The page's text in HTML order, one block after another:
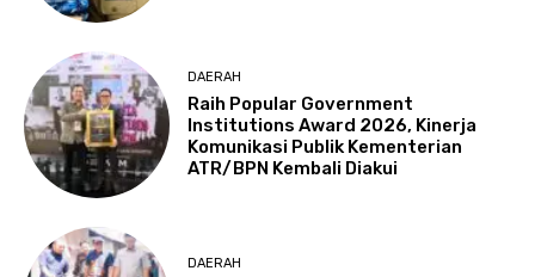
DAERAH
Raih Popular Government
Institutions Award 2026, Kinerja
Komunikasi Publik Kementerian
ATR/BPN Kembali Diakui
DAERAH